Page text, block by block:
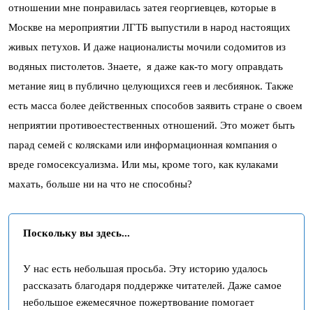
отношении мне понравилась затея георгиевцев, которые в
Москве на мероприятии ЛГТБ выпустили в народ настоящих
живых петухов. И даже националисты мочили содомитов из
водяных пистолетов. Знаете, я даже как-то могу оправдать
метание яиц в публично целующихся геев и лесбиянок. Также
есть масса более действенных способов заявить стране о своем
неприятии противоестественных отношений. Это может быть
парад семей с колясками или информационная компания о
вреде гомосексуализма. Или мы, кроме того, как кулаками
махать, больше ни на что не способны?
Поскольку вы здесь...
У нас есть небольшая просьба. Эту историю удалось
рассказать благодаря поддержке читателей. Даже самое
небольшое ежемесячное пожертвование помогает